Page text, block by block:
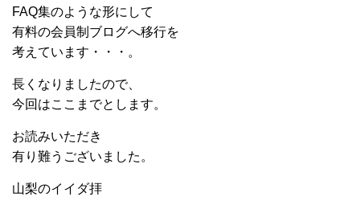
FAQ集のような形にして
有料の会員制ブログへ移行を
考えています・・・。
長くなりましたので、
今回はここまでとします。
お読みいただき
有り難うございました。
山梨のイイダ拝